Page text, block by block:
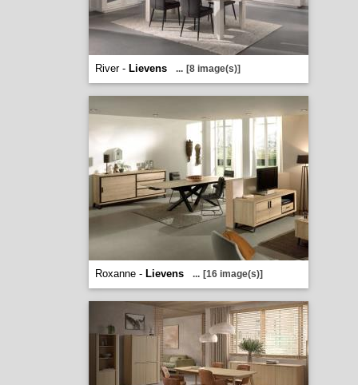
River - Lievens ... [8 image(s)]
Roxanne - Lievens ... [16 image(s)]